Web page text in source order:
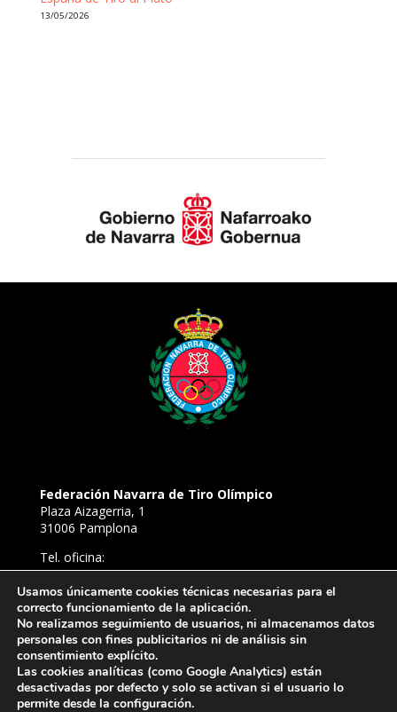
13/05/2026
Federación Navarra de Tiro Olímpico
Plaza Aizagerria, 1
31006 Pamplona
Tel. oficina:
948 22 94 52
Tel. Campo de Tiro de Aizoáin:
638 81 54 39
E-mail:
ftironavarra@gmail.com
Usamos únicamente cookies técnicas necesarias para el
correcto funcionamiento de la aplicación.
No realizamos seguimiento de usuarios, ni almacenamos datos
personales con fines publicitarios ni de análisis sin
consentimiento explícito.
Las cookies analíticas (como Google Analytics) están
desactivadas por defecto y solo se activan si el usuario lo
permite desde la configuración.